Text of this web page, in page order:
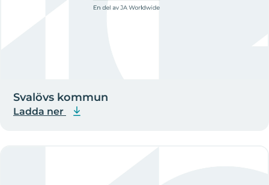
Svalövs kommun
Ladda ner